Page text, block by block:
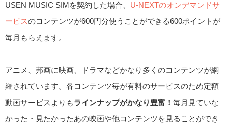
USEN MUSIC SIMを契約した場合、 U-NEXTのオンデマンドサ
ービスのコンテンツが600円分使うことができる600ポイントが
毎月もらえます。
アニメ、邦画に映画、ドラマなどかなり多くのコンテンツが網
羅されています。各コンテンツ毎が有料のサービスのため定額
動画サービスよりもラインナップがかなり豊富！ 毎月見ていな
かった・見たかったあの映画や他コンテンツを見ることができ